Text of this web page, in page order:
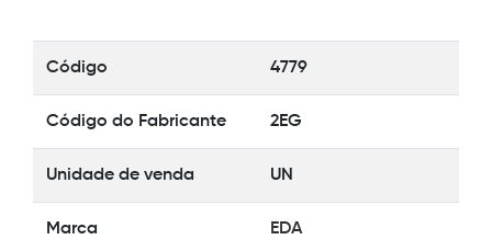
Código 4779
Código do Fabricante 2EG
Unidade de venda UN
Marca EDA